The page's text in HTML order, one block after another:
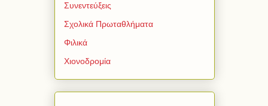
Συνεντεύξεις
Σχολικά Πρωταθλήματα
Φιλικά
Χιονοδρομία